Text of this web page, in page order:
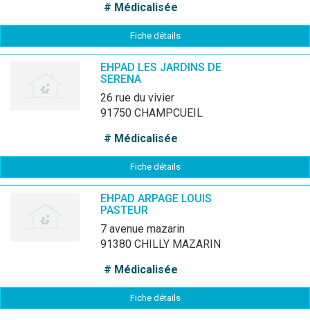
# Médicalisée
Fiche détails
EHPAD LES JARDINS DE
SERENA
26 rue du vivier
91750 CHAMPCUEIL
# Médicalisée
Fiche détails
EHPAD ARPAGE LOUIS
PASTEUR
7 avenue mazarin
91380 CHILLY MAZARIN
# Médicalisée
Fiche détails